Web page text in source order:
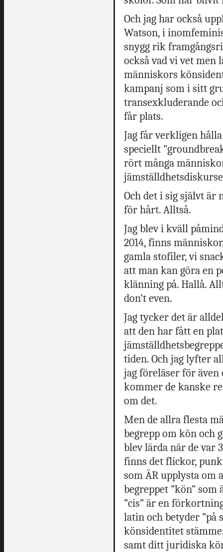
Och jag har också
Watson, i
snygg rik
också vad vi vet men
människors
kampanj som i sitt
transexkluderande
får plats.
Jag får verkligen
speciellt
rört många
Och det i sig självt
för hårt. Alltså.
Jag blev i kväll
2014, finns
gamla stofiler, vi
att man kan göra en
klänning på. Hallå.
don’t even.
Jag tycker det är
att den har fått en
tiden. Och jag lyfter
jag föreläser för
kommer de kanske
om det.
Men de allra flesta
begrepp om kön och
blev lärda när de var
finns det flickor,
som ÄR upplysta om
begreppet ”kön”
”cis” är en
latin och betyder ”på
könsidentitet
samt ditt juridiska